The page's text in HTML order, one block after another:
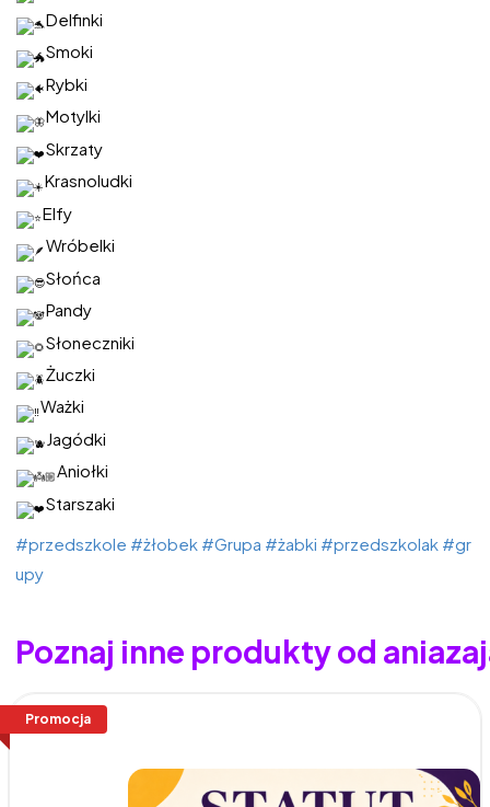
Delfinki
Smoki
Rybki
Motylki
Skrzaty
Krasnoludki
Elfy
Wróbelki
Słońca
Pandy
Słoneczniki
Żuczki
Ważki
Jagódki
Aniołki
Starszaki
#przedszkole #żłobek #Grupa #żabki #przedszkolak #gr
upy
Poznaj inne produkty od
Promocja